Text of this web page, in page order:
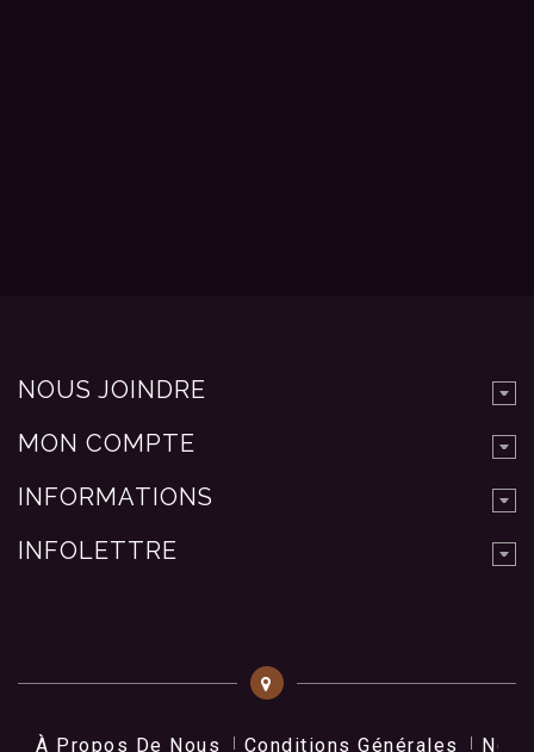
NOUS JOINDRE
MON COMPTE
INFORMATIONS
INFOLETTRE
À Propos De Nous Conditions Générales Nos